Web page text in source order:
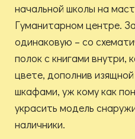
начальной школы на
Гуманитарном центре.
одинаковую – со
полок с книгами
цвете, дополнив
шкафами, уж кому как
украсить модель
наличники.